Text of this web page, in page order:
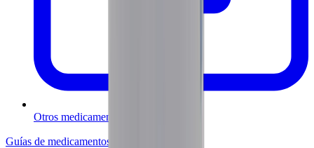
Otros medicamentos
Guías de medicamentos